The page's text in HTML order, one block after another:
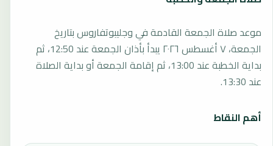
موعد صلاة الجمعة القادمة في وجليبوتفاروس بتاريخ
الجمعة، ٧ أغسطس ٢٠٢٦ يبدأ بأذان الجمعة عند 12:50، ثم
بداية الخطبة عند 13:00، ثم إقامة الجمعة أو بداية الصلاة
عند 13:30.
أهم النقاط